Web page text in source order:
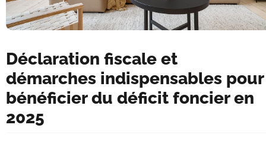
Déclaration fiscale et
démarches indispensables pour
bénéficier du déficit foncier en
2025